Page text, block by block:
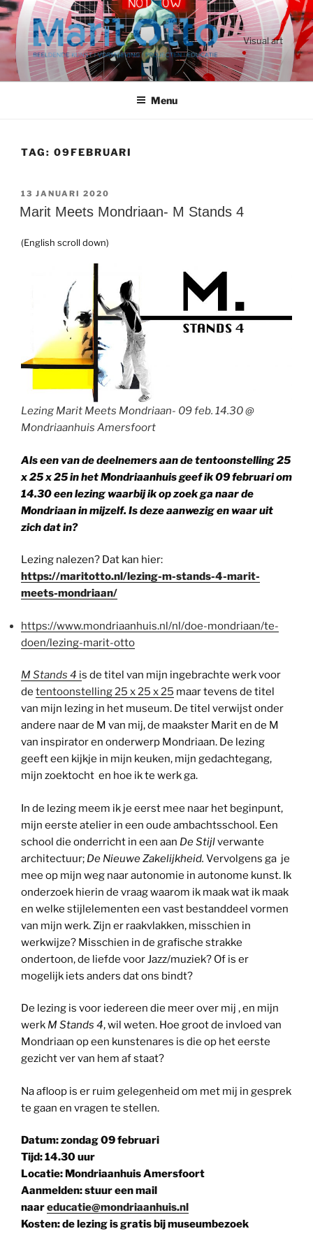
Ga
naar
de
inhoud
Visual art
Menu
TAG: 09FEBRUARI
GEPLAATST
OP
13 JANUARI 2020
Marit Meets Mondriaan- M Stands 4
(English scroll down)
Lezing Marit Meets Mondriaan- 09 feb. 14.30 @
Mondriaanhuis Amersfoort
Als een van de deelnemers aan de tentoonstelling 25
x 25 x 25 in het Mondriaanhuis geef ik 09 februari om
14.30 een lezing waarbij ik op zoek ga naar de
Mondriaan in mijzelf. Is deze aanwezig en waar uit
zich dat in?
Lezing nalezen? Dat kan hier:
https://maritotto.nl/lezing-m-stands-4-marit-
meets-mondriaan/
https://www.mondriaanhuis.nl/nl/doe-mondriaan/te-
doen/lezing-marit-otto
M Stands 4 is de titel van mijn ingebrachte werk voor
de tentoonstelling 25 x 25 x 25 maar tevens de titel
van mijn lezing in het museum. De titel verwijst onder
andere naar de M van mij, de maakster Marit en de M
van inspirator en onderwerp Mondriaan. De lezing
geeft een kijkje in mijn keuken, mijn gedachtegang,
mijn zoektocht en hoe ik te werk ga.
In de lezing meem ik je eerst mee naar het beginpunt,
mijn eerste atelier in een oude ambachtsschool. Een
school die onderricht in een aan De Stijlverwante
architectuur; De Nieuwe Zakelijkheid. Vervolgens ga je
mee op mijn weg naar autonomie in autonome kunst. Ik
onderzoek hierin de vraag waarom ik maak wat ik maak
en welke stijlelementen een vast bestanddeel vormen
van mijn werk. Zijn er raakvlakken, misschien in
werkwijze? Misschien in de grafische strakke
ondertoon, de liefde voor Jazz/muziek? Of is er
mogelijk iets anders dat ons bindt?
De lezing is voor iedereen die meer over mij , en mijn
werk M Stands 4, wil weten. Hoe groot de invloed van
Mondriaan op een kunstenares is die op het eerste
gezicht ver van hem af staat?
Na afloop is er ruim gelegenheid om met mij in gesprek
te gaan en vragen te stellen.
Datum: zondag 09 februari
Tijd: 14.30 uur
Locatie: Mondriaanhuis Amersfoort
Aanmelden: stuur een mail
naareducatie@mondriaanhuis.nl
Kosten: de lezing is gratis bij museumbezoek